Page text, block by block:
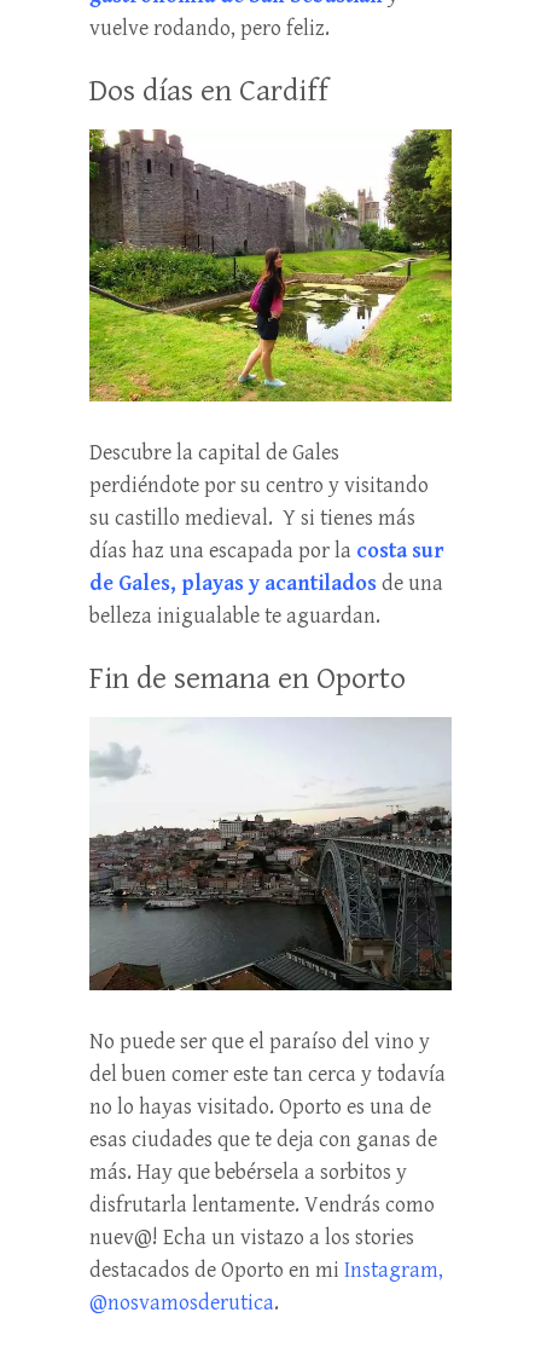
vuelve rodando, pero feliz.
Dos días en Cardiff
Descubre la capital de Gales
perdiéndote por su centro y visitando
su castillo medieval. Y si tienes más
días haz una escapada por la costa sur
de Gales, playas y acantiladosde una
belleza inigualable te aguardan.
Fin de semana en Oporto
No puede ser que el paraíso del vino y
del buen comer este tan cerca y todavía
no lo hayas visitado. Oporto es una de
esas ciudades que te deja con ganas de
más. Hay que bebérsela a sorbitos y
disfrutarla lentamente. Vendrás como
nuev@! Echa un vistazo a los stories
destacados de Oporto en mi Instagram,
@nosvamosderutica.